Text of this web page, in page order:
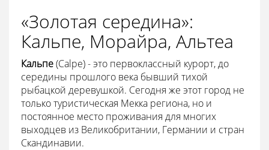
«Золотая середина»:
Кальпе, Морайра, Альтеа
Кальпе(Calpe) - это первоклассный курорт, до
середины прошлого века бывший тихой
рыбацкой деревушкой. Сегодня же этот город не
только туристическая Мекка региона, но и
постоянное место проживания для многих
выходцев из Великобритании, Германии и стран
Скандинавии.